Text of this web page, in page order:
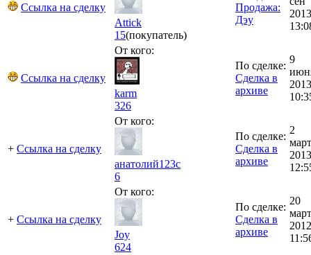
Ссылка на сделку
Attick
15(покупатель)
Продажа:
Дэу
2013
Ссылка на сделку
От кого:
karm
326
По сделке:
Сделка в
архиве
9
2013
+ Ссылка на сделку
От кого:
анатолий123с
6
По сделке:
Сделка в
архиве
2
март
2013
+ Ссылка на сделку
От кого:
Joy
624
По сделке:
Сделка в
архиве
20
март
2012